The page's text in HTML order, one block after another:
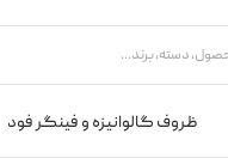
ظروف گالوانیزه و فینگر فود